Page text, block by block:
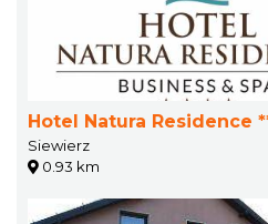
Hotel Natura Residence
Siewierz
0.93 km